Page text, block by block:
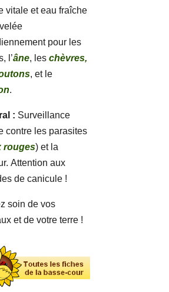
vitale et eau fraîche
pour les
l’âne, leschèvres,
, et le
.
: Surveillance
contre les parasites
rouges) et la
Attention aux
de canicule !
soin de vos
et de votre terre !